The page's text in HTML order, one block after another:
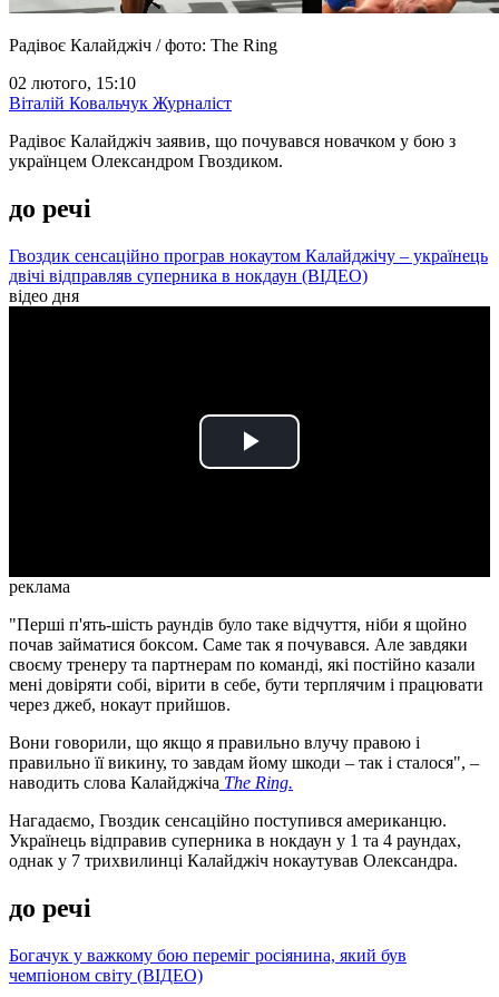
Радівоє Калайджіч / фото: The Ring
02 лютого, 15:10
Віталій Ковальчук Журналіст
Радівоє Калайджіч заявив, що почувався новачком у бою з
українцем Олександром Гвоздиком.
до речі
Гвоздик сенсаційно програв нокаутом Калайджічу – українець
двічі відправляв суперника в нокдаун (ВІДЕО)
відео дня
Play
реклама
"Перші п'ять-шість раундів було таке відчуття, ніби я щойно
почав займатися боксом. Саме так я почувався. Але завдяки
своєму тренеру та партнерам по команді, які постійно казали
мені довіряти собі, вірити в себе, бути терплячим і працювати
через джеб, нокаут прийшов.
Вони говорили, що якщо я правильно влучу правою і
правильно її викину, то завдам йому шкоди – так і сталося", –
наводить слова Калайджіча The Ring.
Нагадаємо, Гвоздик сенсаційно поступився американцю.
Українець відправив суперника в нокдаун у 1 та 4 раундах,
однак у 7 трихвилинці Калайджіч нокаутував Олександра.
до речі
Богачук у важкому бою переміг росіянина, який був
чемпіоном світу (ВІДЕО)